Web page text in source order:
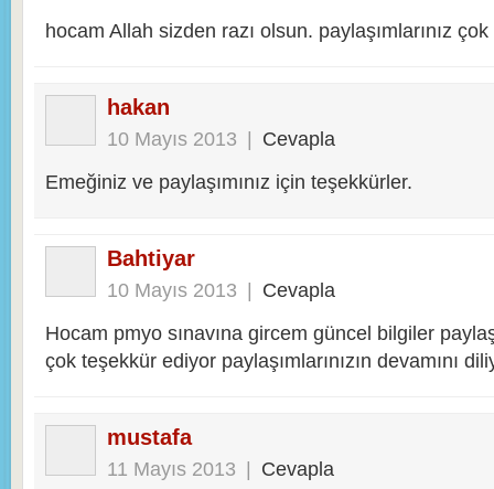
hocam Allah sizden razı olsun. paylaşımlarınız
hakan
10 Mayıs 2013 | Cevapla
Emeğiniz ve paylaşımınız için teşekkürler.
Bahtiyar
10 Mayıs 2013 | Cevapla
Hocam pmyo sınavına gircem güncel bilgiler
çok teşekkür ediyor paylaşımlarınızın devamını
mustafa
11 Mayıs 2013 | Cevapla